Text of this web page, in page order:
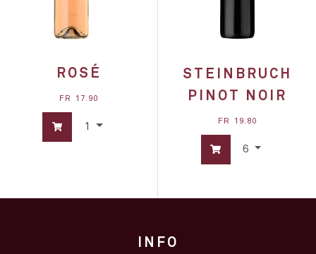
ROSÉ
FR 17.90
1
STEINBRUCH
PINOT NOIR
FR 19.80
6
INFO